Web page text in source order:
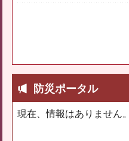
防災ポータル
現在、情報はありません。